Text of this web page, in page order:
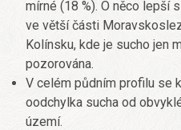
mírné (18 %). O něco lepší
ve větší části
Kolínsku, kde je sucho jen
pozorována.
V celém půdním profilu se
oodchylka sucha od
území.